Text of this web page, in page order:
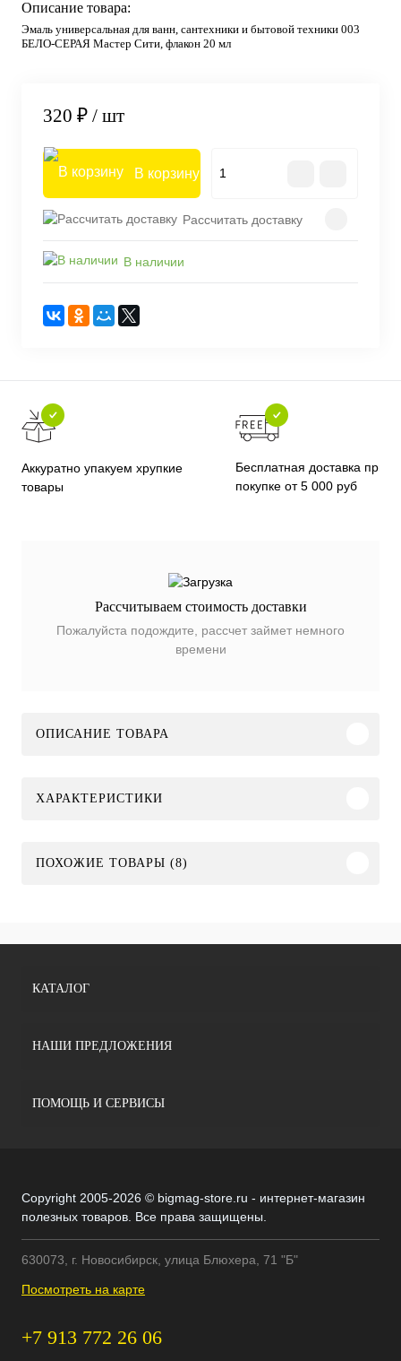
Описание товара:
Эмаль универсальная для ванн, сантехники и бытовой техники 003
БЕЛО-СЕРАЯ Мастер Сити, флакон 20 мл
320 ₽ / шт
В корзину
Рассчитать доставку
В наличии
Аккуратно упакуем хрупкие
товары
Бесплатная доставка при
покупке от 5 000 руб
Рассчитываем стоимость доставки
Пожалуйста подождите, рассчет займет немного
времени
ОПИСАНИЕ ТОВАРА
ХАРАКТЕРИСТИКИ
ПОХОЖИЕ ТОВАРЫ (8)
КАТАЛОГ
НАШИ ПРЕДЛОЖЕНИЯ
ПОМОЩЬ И СЕРВИСЫ
Copyright 2005-2026 © bigmag-store.ru - интернет-магазин
полезных товаров. Все права защищены.
630073, г. Новосибирск, улица Блюхера, 71 "Б"
Посмотреть на карте
+7 913 772 26 06